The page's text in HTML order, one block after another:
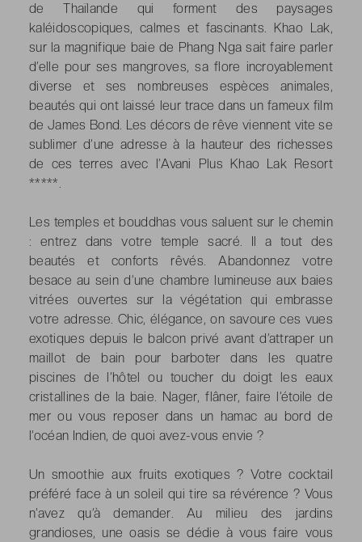
de Thaïlande qui forment des paysages
kaléidoscopiques, calmes et fascinants. Khao Lak,
sur la magnifique baie de Phang Nga sait faire parler
d’elle pour ses mangroves, sa flore incroyablement
diverse et ses nombreuses espèces animales,
beautés qui ont laissé leur trace dans un fameux film
de James Bond. Les décors de rêve viennent vite se
sublimer d’une adresse à la hauteur des richesses
de ces terres avec l’Avani Plus Khao Lak Resort
*****.
Les temples et bouddhas vous saluent sur le chemin
: entrez dans votre temple sacré. Il a tout des
beautés et conforts rêvés. Abandonnez votre
besace au sein d’une chambre lumineuse aux baies
vitrées ouvertes sur la végétation qui embrasse
votre adresse. Chic, élégance, on savoure ces vues
exotiques depuis le balcon privé avant d’attraper un
maillot de bain pour barboter dans les quatre
piscines de l’hôtel ou toucher du doigt les eaux
cristallines de la baie. Nager, flâner, faire l’étoile de
mer ou vous reposer dans un hamac au bord de
l’océan Indien, de quoi avez-vous envie ?
Un smoothie aux fruits exotiques ? Votre cocktail
préféré face à un soleil qui tire sa révérence ? Vous
n’avez qu’à demander. Au milieu des jardins
grandioses, une oasis se dédie à vous faire vous